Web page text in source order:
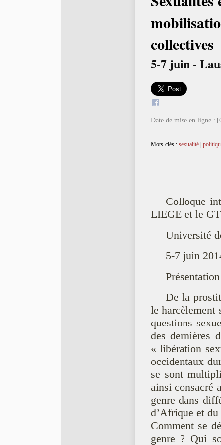
collectives
5-7 juin -
Date de mise en ligne :
Mots-clés : sexualité|
Colloque
LIEGE et le
Université
5-7 juin
De la
le harcèlement
questions
des dernières
« libération
occidentaux
se sont
ainsi consacré
genre dans
d’Afrique et
Comment se
genre ? Qui